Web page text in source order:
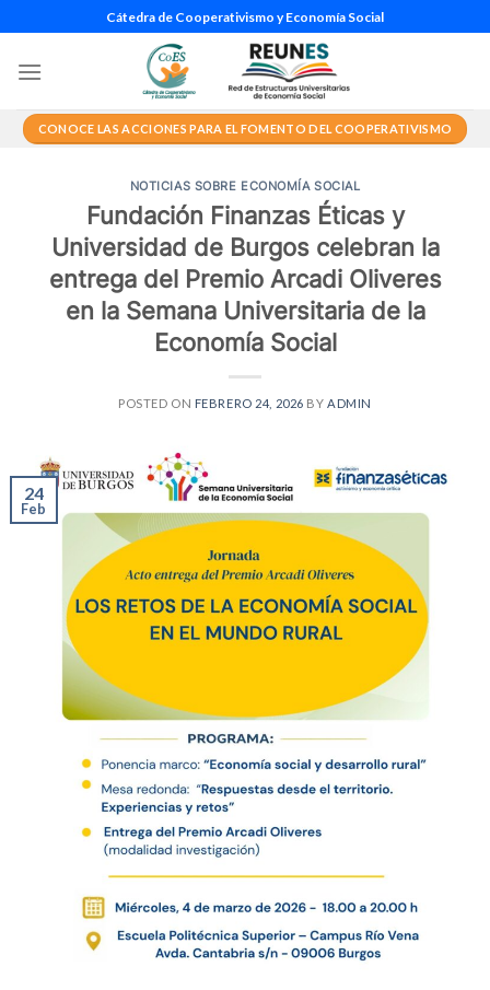
al
contenido
Cátedra de Cooperativismo y Economía Social
CONOCE LAS ACCIONES PARA EL FOMENTO DEL COOPERATIVISMO
NOTICIAS SOBRE ECONOMÍA SOCIAL
Fundación Finanzas Éticas y
Universidad de Burgos celebran la
entrega del Premio Arcadi Oliveres
en la Semana Universitaria de la
Economía Social
POSTED ON FEBRERO 24, 2026 BY ADMIN
24
Feb